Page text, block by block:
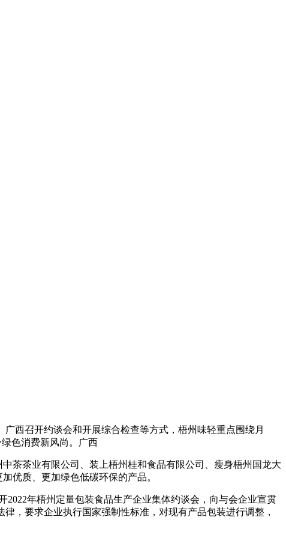
西召开约谈会和开展综合检查等方式，梧州味轻重点围绕月
色消费新风尚。广西
中茶茶业有限公司、装上梧州桂和食品有限公司、瘦身梧州国龙大
优质、更加绿色低碳环保的产品。
年梧州定量包装食品生产企业集体约谈会，向与会企业宣贯
，要求企业执行国家强制性标准，对现有产品包装进行调整，